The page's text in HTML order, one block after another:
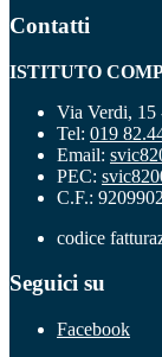
Contatti
ISTITUTO
Via Verdi, 15
Tel: 019
Email:
PEC:
C.F.:
codice
Seguici su
Facebook